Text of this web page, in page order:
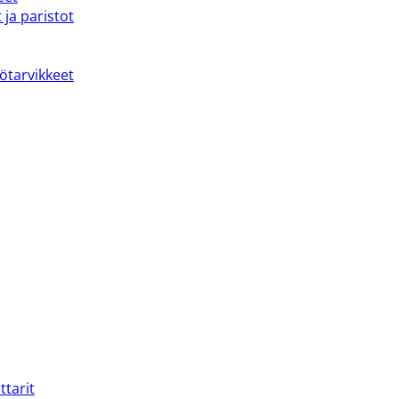
ja paristot